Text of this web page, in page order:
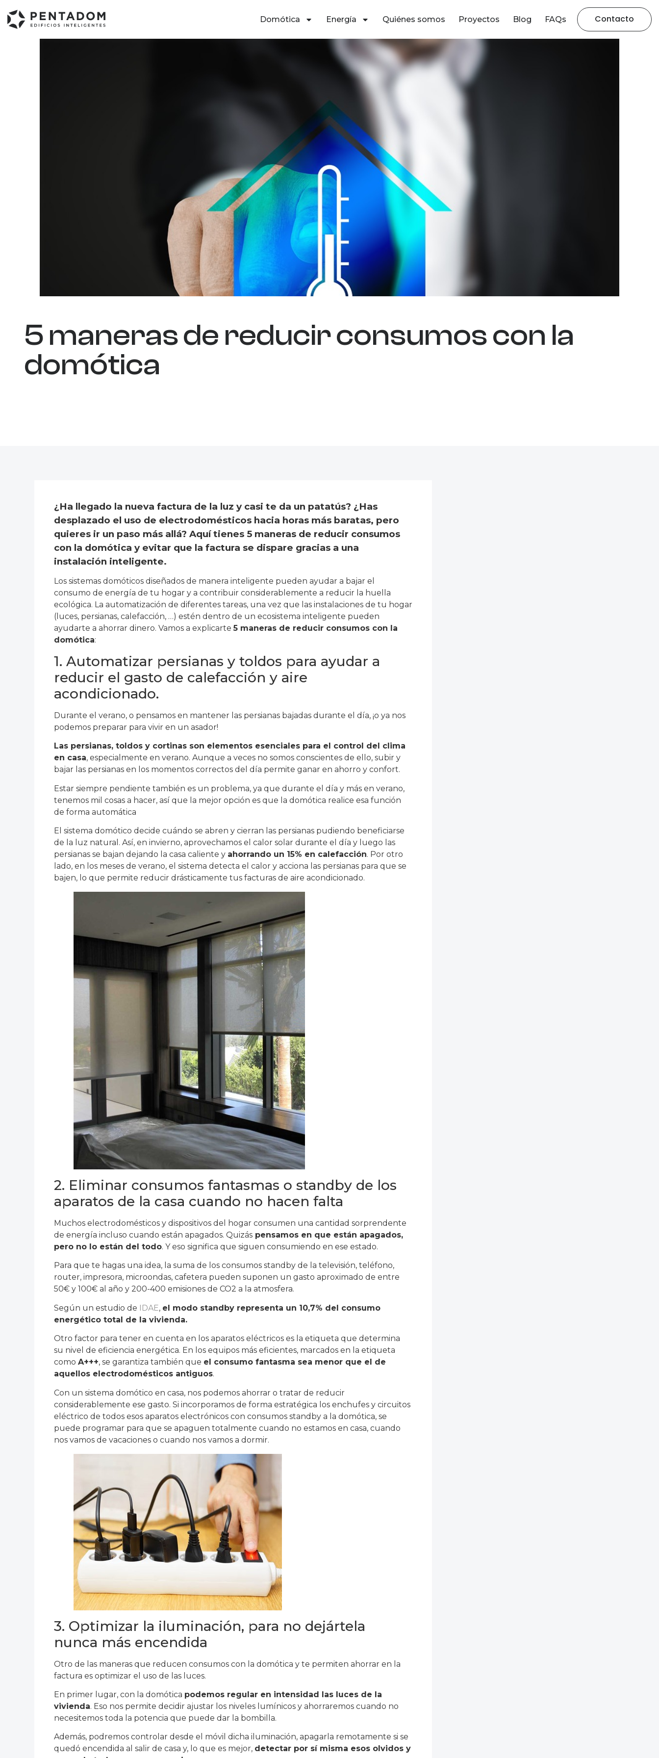
Domótica Energía Quiénes somos Proyectos Blog FAQs Contacto
5 maneras de reducir consumos con la
domótica
¿Ha llegado la nueva factura de la luz y casi te da un patatús? ¿Has
desplazado el uso de electrodomésticos hacia horas más baratas, pero
quieres ir un paso más allá? Aquí tienes 5 maneras de reducir consumos
con la domótica y evitar que la factura se dispare gracias a una
instalación inteligente.
Los sistemas domóticos diseñados de manera inteligente pueden ayudar a bajar el
consumo de energía de tu hogar y a contribuir considerablemente a reducir la huella
ecológica. La automatización de diferentes tareas, una vez que las instalaciones de tu hogar
(luces, persianas, calefacción, …) estén dentro de un ecosistema inteligente pueden
ayudarte a ahorrar dinero. Vamos a explicarte5 maneras de reducir consumos con la
domótica:
1. Automatizar persianas y toldos para ayudar a
reducir el gasto de calefacción y aire
acondicionado.
Durante el verano, o pensamos en mantener las persianas bajadas durante el día, ¡o ya nos
podemos preparar para vivir en un asador!
Las persianas, toldos y cortinas son elementos esenciales para el control del clima
en casa, especialmente en verano. Aunque a veces no somos conscientes de ello, subir y
bajar las persianas en los momentos correctos del día permite ganar en ahorro y confort.
Estar siempre pendiente también es un problema, ya que durante el día y más en verano,
tenemos mil cosas a hacer, así que la mejor opción es que la domótica realice esa función
de forma automática
El sistema domótico decide cuándo se abren y cierran las persianas pudiendo beneficiarse
de la luz natural. Así, en invierno, aprovechamos el calor solar durante el día y luego las
persianas se bajan dejando la casa caliente y ahorrando un 15% en calefacción. Por otro
lado, en los meses de verano, el sistema detecta el calor y acciona las persianas para que se
bajen, lo que permite reducir drásticamente tus facturas de aire acondicionado.
2. Eliminar consumos fantasmas o standby de los
aparatos de la casa cuando no hacen falta
Muchos electrodomésticos y dispositivos del hogar consumen una cantidad sorprendente
de energía incluso cuando están apagados. Quizás pensamos en que están apagados,
pero no lo están del todo. Y eso significa que siguen consumiendo en ese estado.
Para que te hagas una idea, la suma de los consumos standby de la televisión, teléfono,
router, impresora, microondas, cafetera pueden suponen un gasto aproximado de entre
50€ y 100€ al año y 200-400 emisiones de CO2 a la atmosfera.
Según un estudio de IDAE, el modo standby representa un 10,7% del consumo
energético total de la vivienda.
Otro factor para tener en cuenta en los aparatos eléctricos es la etiqueta que determina
su nivel de eficiencia energética. En los equipos más eficientes, marcados en la etiqueta
como A+++, se garantiza también que el consumo fantasma sea menor que el de
aquellos electrodomésticos antiguos.
Con un sistema domótico en casa, nos podemos ahorrar o tratar de reducir
considerablemente ese gasto. Si incorporamos de forma estratégica los enchufes y circuitos
eléctrico de todos esos aparatos electrónicos con consumos standby a la domótica, se
puede programar para que se apaguen totalmente cuando no estamos en casa, cuando
nos vamos de vacaciones o cuando nos vamos a dormir.
3. Optimizar la iluminación, para no dejártela
nunca más encendida
Otro de las maneras que reducen consumos con la domótica y te permiten ahorrar en la
factura es optimizar el uso de las luces.
En primer lugar, con la domótica podemos regular en intensidad las luces de la
vivienda. Eso nos permite decidir ajustar los niveles lumínicos y ahorraremos cuando no
necesitemos toda la potencia que puede dar la bombilla.
Además, podremos controlar desde el móvil dicha iluminación, apagarla remotamente si se
quedó encendida al salir de casa y, lo que es mejor, detectar por sí misma esos olvidos y